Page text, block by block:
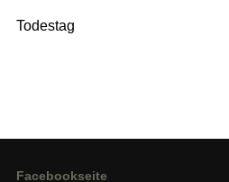
Todestag
Facebookseite